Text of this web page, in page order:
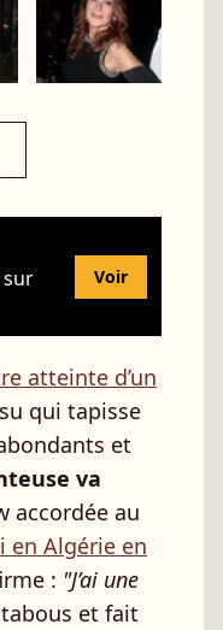
sur
Voir
atteinte d’un
qui tapisse
et
va
accordée au
en Algérie en
: "J’ai une
et fait